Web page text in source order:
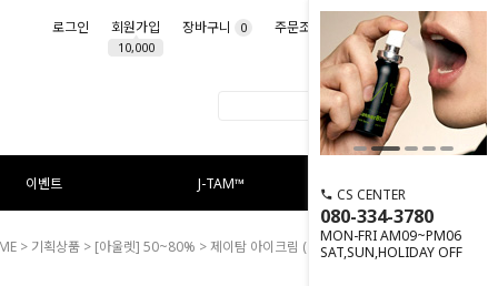
로그인 회원가입
10,000
장바구니 0 주문조회 마이페이지
이벤트 J-TAM™
CS CENTER
080-334-3780
MON-FRI AM09~PM06
SAT,SUN,HOLIDAY OFF
> 기획상품 > [아울렛] 50~80% > 제이탐 아이크림 (아울렛 80% 할인중)